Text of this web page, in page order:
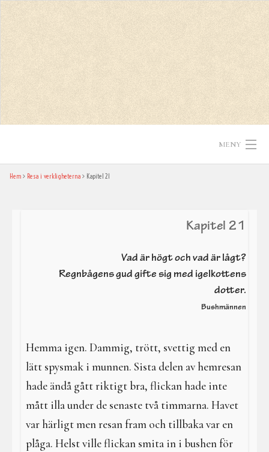
MENY
Hem
I en galen värld
Resa i verkligheterna
Hem Resa i verkligheterna Kapitel 21
Kapitel 21
Vad är högt och vad är lågt?
Regnbågens gud gifte sig med igelkottens
dotter.
Bushmännen
Hemma igen. Dammig, trött, svettig med en
lätt spysmak i munnen. Sista delen av hemresan
hade ändå gått riktigt bra, flickan hade inte
mått illa under de senaste två timmarna. Havet
var härligt men resan fram och tillbaka var en
plåga. Helst ville flickan smita in i bushen för